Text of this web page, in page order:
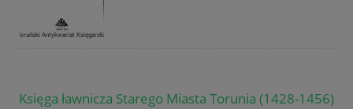
Księga ławnicza Starego Miasta Torunia (1428-1456)